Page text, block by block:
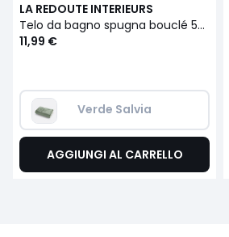
LA REDOUTE INTERIEURS
Telo da bagno spugna bouclé 500 g/m2, Jobe
11,99 €
Verde Salvia
AGGIUNGI AL CARRELLO